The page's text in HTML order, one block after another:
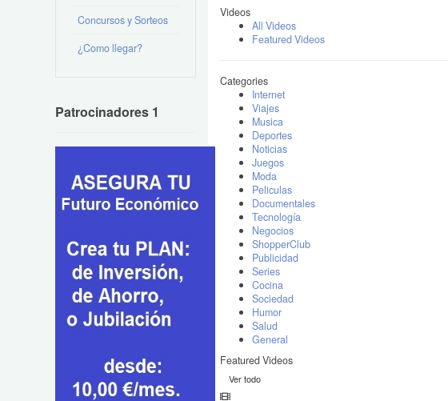
Videos
All Videos
Featured Videos
Categories
Internet
Viajes
Musica
Deportes
Noticias
Juegos
Moda
Peliculas
Documentales
Tecnología
Negocios
ShopperClub
Publicidad
Series
Cocina
Sociedad
Humor
Salud
General
Featured Videos
Ver todo
Concursos y Sorteos
¿Como llegar?
Patrocinadores 1